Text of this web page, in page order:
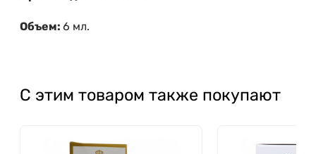
Объем: 6 мл.
С этим товаром также покупают